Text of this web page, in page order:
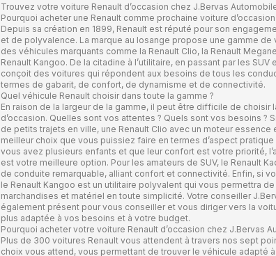
Trouvez votre voiture Renault d’occasion chez J.Bervas
Pourquoi acheter une Renault comme prochaine voiture d’occasion
Depuis sa création en 1899, Renault est réputé pour son
et de polyvalence. La marque au losange propose une gamme de
des véhicules marquants comme la Renault Clio, la Renault
Renault Kangoo. De la citadine à l’utilitaire, en passant par les SUV
conçoit des voitures qui répondent aux besoins de tous les
termes de gabarit, de confort, de dynamisme et de connectivité.
Quel véhicule Renault choisir dans toute la gamme ?
En raison de la largeur de la gamme, il peut être difficile de choisir
d’occasion. Quelles sont vos attentes ? Quels sont vos besoins ?
de petits trajets en ville, une Renault Clio avec un moteur essence
meilleur choix que vous puissiez faire en termes d’aspect
vous avez plusieurs enfants et que leur confort est votre priorité,
est votre meilleure option. Pour les amateurs de SUV, le Renault
de conduite remarquable, alliant confort et connectivité. Enfin, si
le Renault Kangoo est un utilitaire polyvalent qui vous permettra
marchandises et matériel en toute simplicité. Votre conseiller
également présent pour vous conseiller et vous diriger vers la
plus adaptée à vos besoins et à votre budget.
Pourquoi acheter votre voiture Renault d’occasion chez J.Bervas
Plus de 300 voitures Renault vous attendent à travers nos sept
choix vous attend, vous permettant de trouver le véhicule adapté